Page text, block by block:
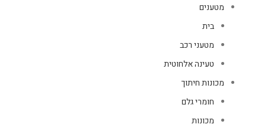
מטענים
בית
מטעני רכב
טעינה אלחוטית
מכונות חיתוך
חומרי גלם
מכונות